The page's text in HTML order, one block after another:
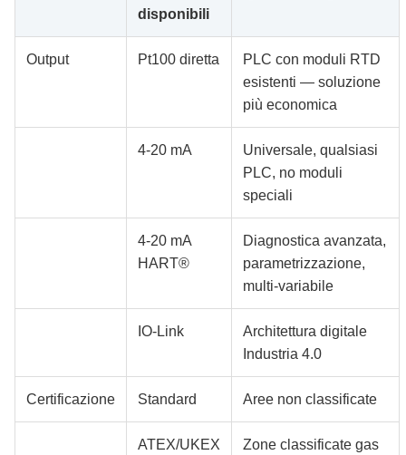
disponibili
Output Pt100 diretta
PLC con moduli RTD
esistenti — soluzione
più economica
4-20 mA
Universale, qualsiasi
PLC, no moduli
speciali
4-20 mA
HART®
Diagnostica avanzata,
parametrizzazione,
multi-variabile
IO-Link
Architettura digitale
Industria 4.0
Certificazione Standard Aree non classificate
ATEX/UKEX Zone classificate gas